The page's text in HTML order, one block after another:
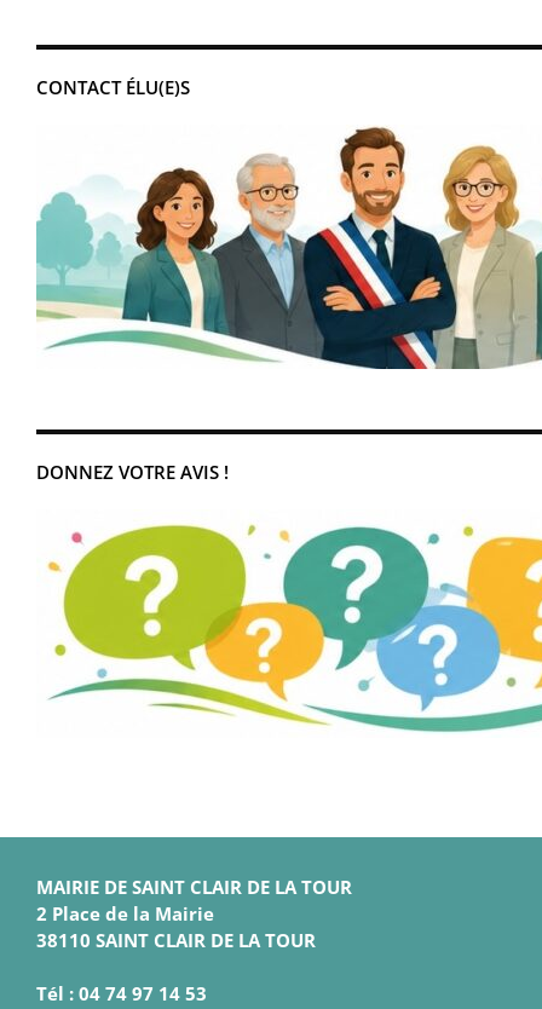
CONTACT ÉLU(E)S
DONNEZ VOTRE AVIS !
MAIRIE DE SAINT CLAIR DE LA TOUR
2 Place de la Mairie
38110 SAINT CLAIR DE LA TOUR
Tél : 04 74 97 14 53